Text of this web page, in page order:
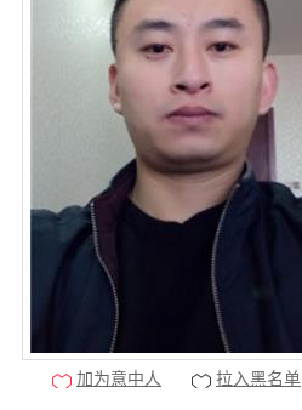
加为意中人 拉入黑名单